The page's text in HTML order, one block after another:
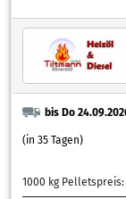
bis Do
(in 35 Tagen)
1000 kg Pelletspreis: